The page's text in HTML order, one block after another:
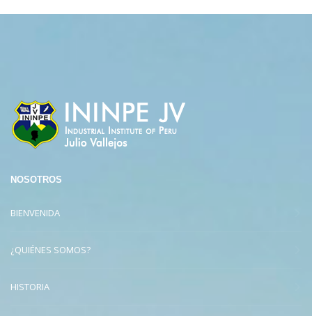
NOSOTROS
BIENVENIDA
¿QUIÉNES SOMOS?
HISTORIA